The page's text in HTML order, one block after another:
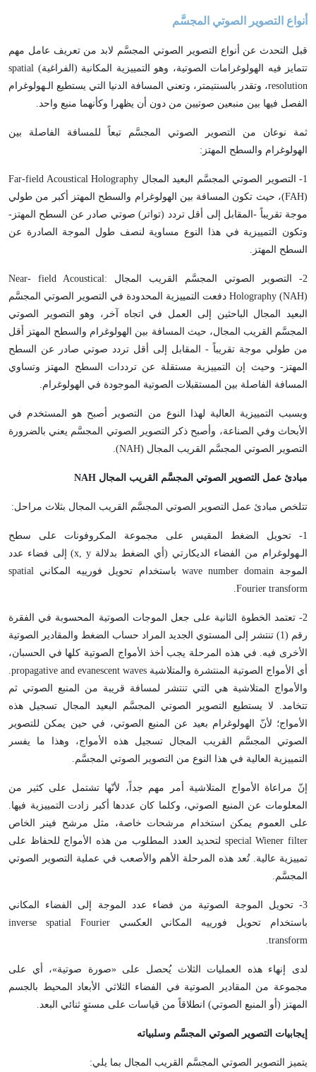
أنواع التصوير الصوتي المجسَّم
قبل التحدث عن أنواع التصوير الصوتي المجسَّم لابد من تعريف عامل مهم
تتمايز فيه الهولوغرامات الصوتية، وهو التمييزية المكانية (الفراغية) spatial
resolution، وتقدر بالسنتيمتر، وتعني المسافة الدنيا التي يستطيع الـهولوغرام
الفصل فيها بين منبعين صوتيين من دون أن يظهرا وكأنهما منبع واحد.
ثمة نوعان من التصوير الصوتي المجسَّم تبعاً للمسافة الفاصلة بين
الهولوغرام والسطح المهتز:
1- التصوير الصوتي المجسَّم البعيد المجال Far-field Acoustical Holography
(FAH)، حيث تكون المسافة بين الهولوغرام والسطح المهتز أكبر من طولي
موجة تقريباً -المقابل إلى أقل تردد (تواتر) صوتي صادر عن السطح المهتز-
وتكون التمييزية في هذا النوع مساوية لنصف طول الموجة الصادرة عن
السطح المهتز.
2- التصوير الصوتي المجسَّم القريب المجال :Near- field Acoustical
Holography (NAH) دفعت التمييزية المحدودة في التصوير الصوتي المجسَّم
البعيد المجال الباحثين إلى العمل في اتجاه آخر، وهو التصوير الصوتي
المجسَّم القريب المجال، حيث المسافة بين الهولوغرام والسطح المهتز أقل
من طولي موجة تقريباً - المقابل إلى أقل تردد صوتي صادر عن السطح
المهتز- وحيث إن التمييزية مستقلة عن ترددات السطح المهتز وتساوي
المسافة الفاصلة بين المستقبلات الصوتية الموجودة في الهولوغرام.
وبسبب التمييزية العالية لهذا النوع من التصوير أصبح هو المستخدم في
الأبحاث وفي الصناعة، وأصبح ذكر التصوير الصوتي المجسَّم يعني بالضرورة
التصوير الصوتي المجسَّم القريب المجال (NAH).
مبادئ عمل التصوير الصوتي المجسَّم القريب المجال NAH
تتلخص مبادئ عمل التصوير الصوتي المجسَّم القريب المجال بثلاث مراحل:
1- تحويل الضغط المقيس على مجموعة المكروفونات على سطح
الـهولوغرام من الفضاء الديكارتي (أي الضغط بدلالة x, y) إلى فضاء عدد
الموجة wave number domain باستخدام تحويل فورييه المكاني spatial
Fourier transform.
2- تعتمد الخطوة الثانية على جعل الموجات الصوتية المحسوبة في الفقرة
رقم (1) تنتشر إلى المستوي الجديد المراد حساب الضغط والمقادير الصوتية
الأخرى فيه. في هذه المرحلة يجب أخذ الأمواج الصوتية كلها في الحسبان،
أي الأمواج الصوتية المنتشرة والمتلاشية propagative and evanescent waves.
والأمواج المتلاشية هي التي تنتشر لمسافة قريبة من المنبع الصوتي ثم
تتخامد. لا يستطيع التصوير الصوتي المجسَّم البعيد المجال تسجيل هذه
الأمواج؛ لأنّ الهولوغرام بعيد عن المنبع الصوتي، في حين يمكن للتصوير
الصوتي المجسَّم القريب المجال تسجيل هذه الأمواج، وهذا ما يفسر
التمييزية العالية في هذا النوع من التصوير الصوتي المجسَّم.
إنّ مراعاة الأمواج المتلاشية أمر مهم جداً، لأنّها تشتمل على كثير من
المعلومات عن المنبع الصوتي، وكلما كان عددها أكبر زادت التمييزية فيها.
على العموم يمكن استخدام مرشحات خاصة، مثل مرشح فينر الخاص
special Wiener filter لتحديد العدد المطلوب من هذه الأمواج للحفاظ على
تمييزية عالية. تُعد هذه المرحلة الأهم والأصعب في عملية التصوير الصوتي
المجسَّم.
3- تحويل الموجة الصوتية من فضاء عدد الموجة إلى الفضاء المكاني
باستخدام تحويل فورييه المكاني العكسي inverse spatial Fourier
transform.
لدى إنهاء هذه العمليات الثلاث يُحصل على «صورة صوتية»، أي على
مجموعة من المقادير الصوتية في الفضاء الثلاثي الأبعاد المحيط بالجسم
المهتز (أو المنبع الصوتي) انطلاقاً من قياسات على مستوٍ ثنائي البعد.
إيجابيات التصوير الصوتي المجسَّم وسلبياته
يتميز التصوير الصوتي المجسَّم القريب المجال بما يلي: